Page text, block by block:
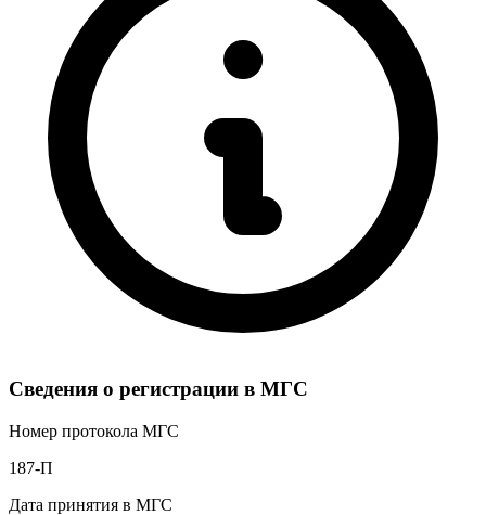
Сведения о регистрации в МГС
Номер протокола МГС
187-П
Дата принятия в МГС